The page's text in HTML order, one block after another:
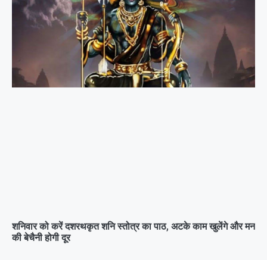
शनिवार को करें दशरथकृत शनि स्तोत्र का पाठ, अटके काम खुलेंगे और मन
की बेचैनी होगी दूर